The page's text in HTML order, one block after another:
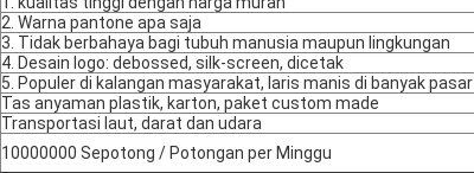
2. Warna pantone apa saja
3. Tidak berbahaya bagi tubuh manusia maupun lingkungan
4. Desain logo: debossed, silk-screen, dicetak
5. Populer di kalangan masyarakat, laris manis di banyak pasar
Tas anyaman plastik, karton, paket custom made
Transportasi laut, darat dan udara
10000000 Sepotong / Potongan per Minggu